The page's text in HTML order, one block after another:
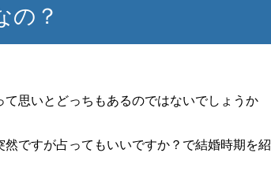
の？
思いとどっちもあるのではないでしょうか
ですが占ってもいいですか？で結婚時期を紹